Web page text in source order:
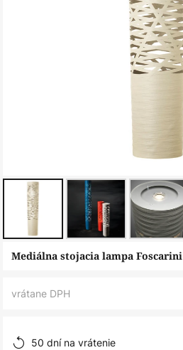
Preskočiť
Mediálna stojacia lampa
vrátane DPH
50 dní na vrátenie